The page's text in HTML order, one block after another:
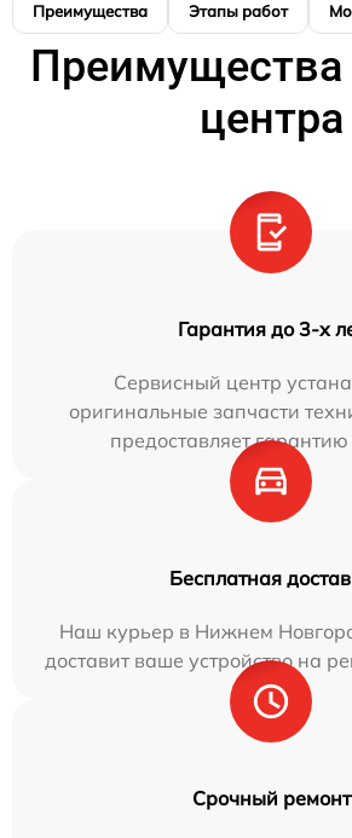
Преимущества Этапы работ
Преимущества
центра
Гарантия до 3-х
Сервисный центр
оригинальные запчасти
предоставляет гарантию
Бесплатная
Наш курьер в Нижнем
доставит ваше устройство на
Срочный ремонт